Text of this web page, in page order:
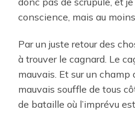
conscience, mais au
Par un juste retour des
à trouver le cagnard. Le
mauvais. Et sur un
mauvais souffle de tous
de bataille où l’imprévu